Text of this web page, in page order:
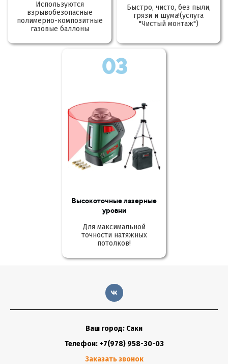
Используются
взрывобезопасные
полимерно-композитные
газовые баллоны
Быстро, чисто, без пыли,
грязи и шума!(услуга
"Чистый монтаж")
03
Высокоточные лазерные
уровни
Для максимальной
точности натяжных
потолков!
Ваш город: Саки
Телефон: +7(978) 958-30-03
Заказать звонок